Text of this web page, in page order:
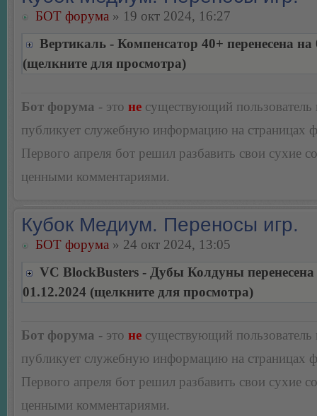
БОТ форума » 19 окт 2024, 16:27
Вертикаль - Компенсатор 40+ перенесена на
(щелкните для просмотра)
Бот форума - это не существующий пользователь
публикует служебную информацию на страницах
Первого апреля бот решил разбавить свои сухие
ценными комментариями.
Кубок Медиум. Переносы игр.
БОТ форума » 24 окт 2024, 13:05
VC BlockBusters - Дубы Колдуны перенесена
01.12.2024 (щелкните для просмотра)
Бот форума - это не существующий пользователь
публикует служебную информацию на страницах
Первого апреля бот решил разбавить свои сухие
ценными комментариями.